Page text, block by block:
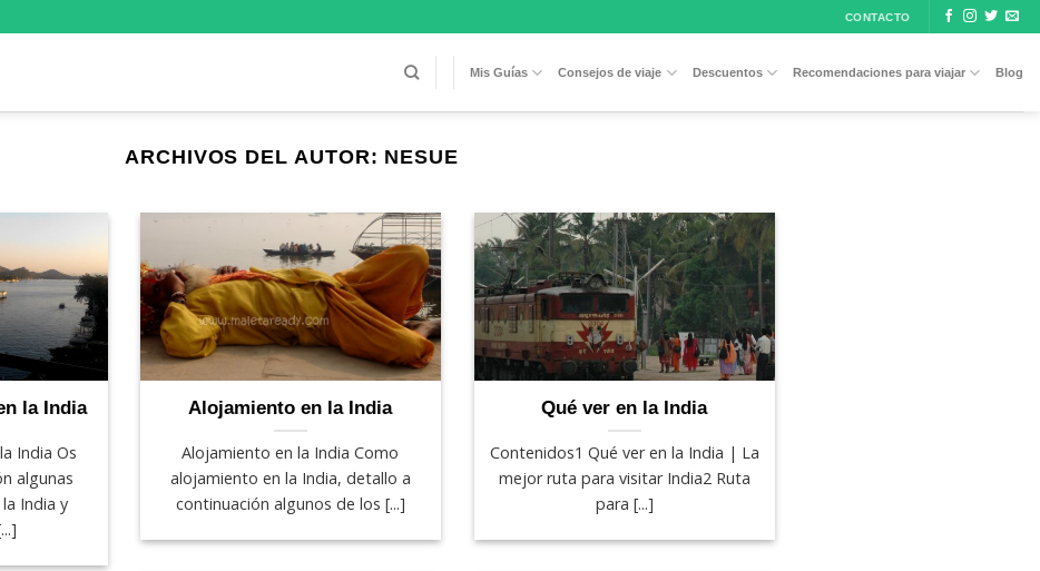
CONTACTO
Mis Guías Consejos de viaje Descuentos Recomendaciones para viajar Blog
ARCHIVOS DEL AUTOR: NESUE
la India
India Os
algunas
India y
Alojamiento en la India
Alojamiento en la India Como
alojamiento en la India, detallo a
continuación algunos de los [...]
Qué ver en la India
Contenidos1 Qué ver en la India | La
mejor ruta para visitar India2 Ruta
para [...]